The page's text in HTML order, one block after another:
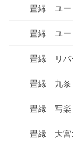
畳縁 ユー
畳縁 ユ
畳縁 リバ
畳縁 九
畳縁 写
畳縁 大宮